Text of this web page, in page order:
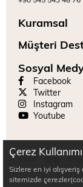
Kuramsal
Müşteri
Sosyal
Facebook
Twitter
Instagram
Youtube
Çerez Kullanımı
Sizlere en iyi
sitemizde